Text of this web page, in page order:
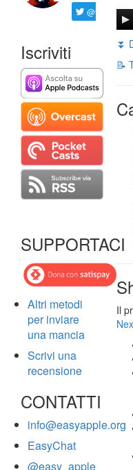
@ftrava
Iscriviti
SUPPORTACI
Altri metodi
per inviare
una mancia
Scrivi una
recensione
CONTATTI
info@easyapple.org
EasyChat
@easy_apple
⏬
📝
Il